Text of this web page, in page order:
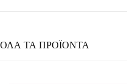
ΌΛΑ ΤΑ ΠΡΟΪΟΝΤΑ